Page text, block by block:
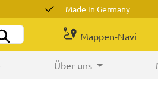
Made in Germany
Mappen-Navi
Über uns